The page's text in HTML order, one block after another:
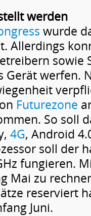
werden
wurde
Allerdings
sowie
Gerät werfen.
Futurezone
So soll
4G, Android
soll der
fungieren.
Mai zu
reserviert
Juni.